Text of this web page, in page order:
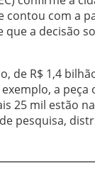
com a
a decisão
R$ 1,4
a
25 mil estão
pesquisa,